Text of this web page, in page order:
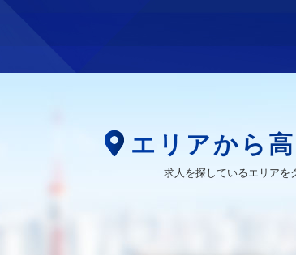
エリアから
求人を探しているエリアを